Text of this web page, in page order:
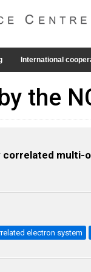
International
the
multi-
electron system